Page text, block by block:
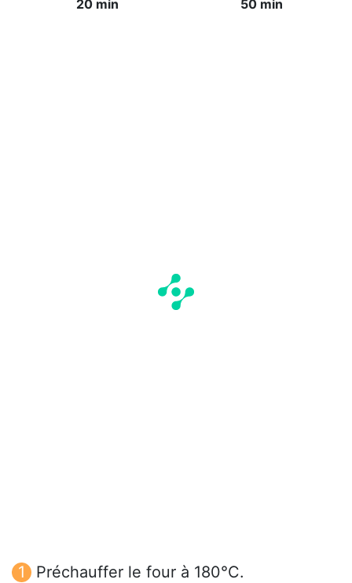
20 min 50 min
Préchauffer le four à 180°C.